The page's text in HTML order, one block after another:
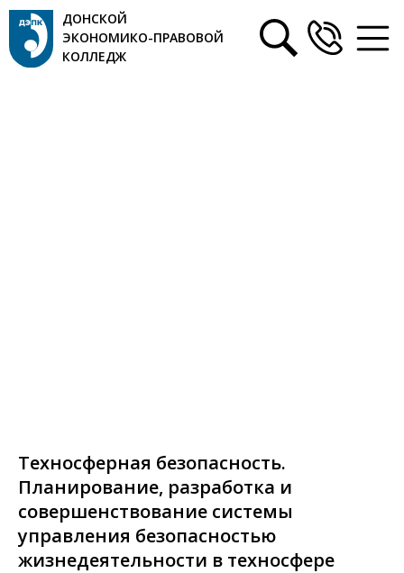
ДОНСКОЙ
ЭКОНОМИКО-ПРАВОВОЙ
КОЛЛЕДЖ
Техносферная безопасность.
Планирование, разработка и
совершенствование системы
управления безопасностью
жизнедеятельности в техносфере